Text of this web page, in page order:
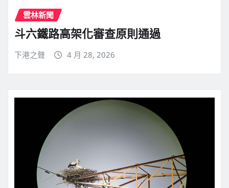
雲林新聞
斗六鐵路高架化審查原則通過
下港之聲 4 月 28, 2026